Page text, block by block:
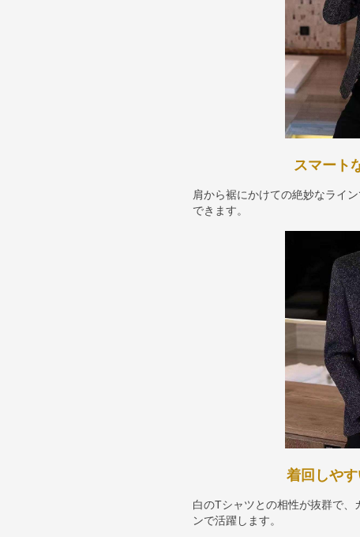
スマート
肩から裾にかけての絶妙なライ
できます。
着回しや
白のTシャツとの相性が抜群で
ンで活躍します。